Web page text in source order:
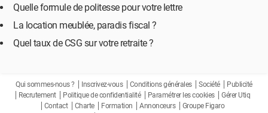
Quelle formule de politesse pour votre lettre
La location meublée, paradis fiscal ?
Quel taux de CSG sur votre retraite ?
Qui sommes-nous ? Inscrivez-vous Conditions générales Société
Publicité
Recrutement
Politique de confidentialité Paramétrer les cookies
Gérer Utiq
Contact
Charte Formation Annonceurs
Groupe Figaro